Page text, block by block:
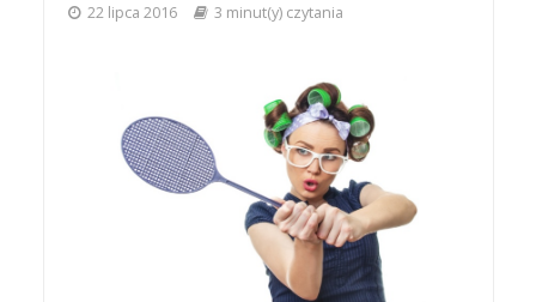
22 lipca 2016 3 minut(y) czytania